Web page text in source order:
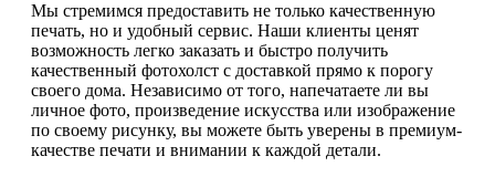
Мы стремимся предоставить не только качественную
печать, но и удобный сервис. Наши клиенты ценят
возможность легко заказать и быстро получить
качественный фотохолст с доставкой прямо к порогу
своего дома. Независимо от того, напечатаете ли вы
личное фото, произведение искусства или изображение
по своему рисунку, вы можете быть уверены в премиум-
качестве печати и внимании к каждой детали.